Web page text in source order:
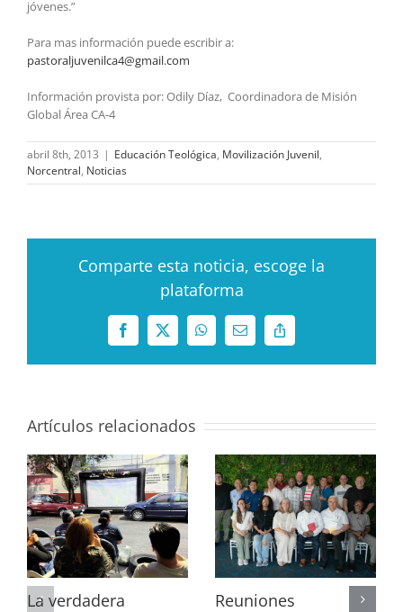
jóvenes.”
Para mas información puede escribir a:
pastoraljuvenilca4@gmail.com
Información provista por: Odily Díaz, Coordinadora de Misión
Global Área CA-4
abril 8th, 2013 | Educación Teológica, Movilización Juvenil,
Norcentral, Noticias
Comparte esta noticia, escoge la
plataforma
Facebook
X WhatsAppCorreo
electrónico
Copy
Link
Artículos relacionados
La verdadera Reuniones